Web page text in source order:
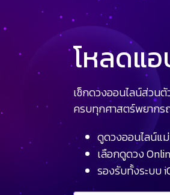
โหลดแ
เช็กดวงออนไลน์ส่วน
ครบทุกศาสตร์พยากร
ดูดวงออนไลน์แ
เลือกดูดวง
รองรับทั้งระบบ